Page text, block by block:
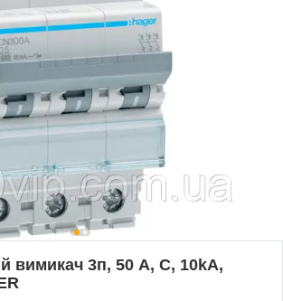
вимикач 3п, 50 А, C, 10kA,